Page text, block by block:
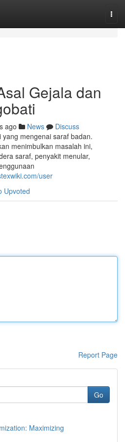
Gejala dan
ago News
Discuss
mengenai saraf badan.
menimbulkan masalah ini,
saraf, penyakit menular,
user
Upvoted
Report Page
Go
Maximizing